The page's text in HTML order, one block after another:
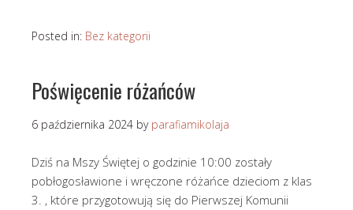
Posted in: Bez kategorii
Poświęcenie różańców
6 października 2024 by parafiamikolaja
Dziś na Mszy Świętej o godzinie 10:00 zostały
pobłogosławione i wręczone różańce dzieciom z klas
3. , które przygotowują się do Pierwszej Komunii